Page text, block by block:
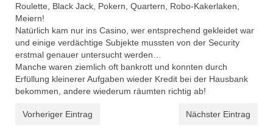
Roulette, Black Jack, Pokern, Quartern, Robo-Kakerlaken,
Meiern!
Natürlich kam nur ins Casino, wer entsprechend gekleidet war
und einige verdächtige Subjekte mussten von der Security
erstmal genauer untersucht werden…
Manche waren ziemlich oft bankrott und konnten durch
Erfüllung kleinerer Aufgaben wieder Kredit bei der Hausbank
bekommen, andere wiederum räumten richtig ab!
Vorheriger Eintrag Nächster Eintrag